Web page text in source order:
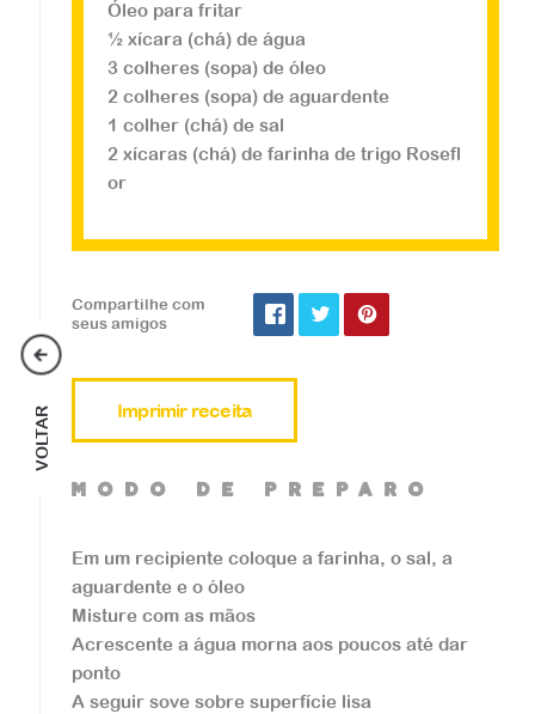
Massas
Massa para Pastel
...
Massas
Pasta com la Bottarg
a
...
Veja a receita
VOLTAR
Óleo para fritar
½ xícara (chá) de água
3 colheres (sopa) de óleo
2 colheres (sopa) de aguardente
1 colher (chá) de sal
2 xícaras (chá) de farinha de trigo Rosefl
or
Compartilhe com
seus amigos
Imprimir receita
mOdO de preparO
Em um recipiente coloque a farinha, o sal, a
aguardente e o óleo
Misture com as mãos
Acrescente a água morna aos poucos até dar
ponto
A seguir sove sobre superfície lisa